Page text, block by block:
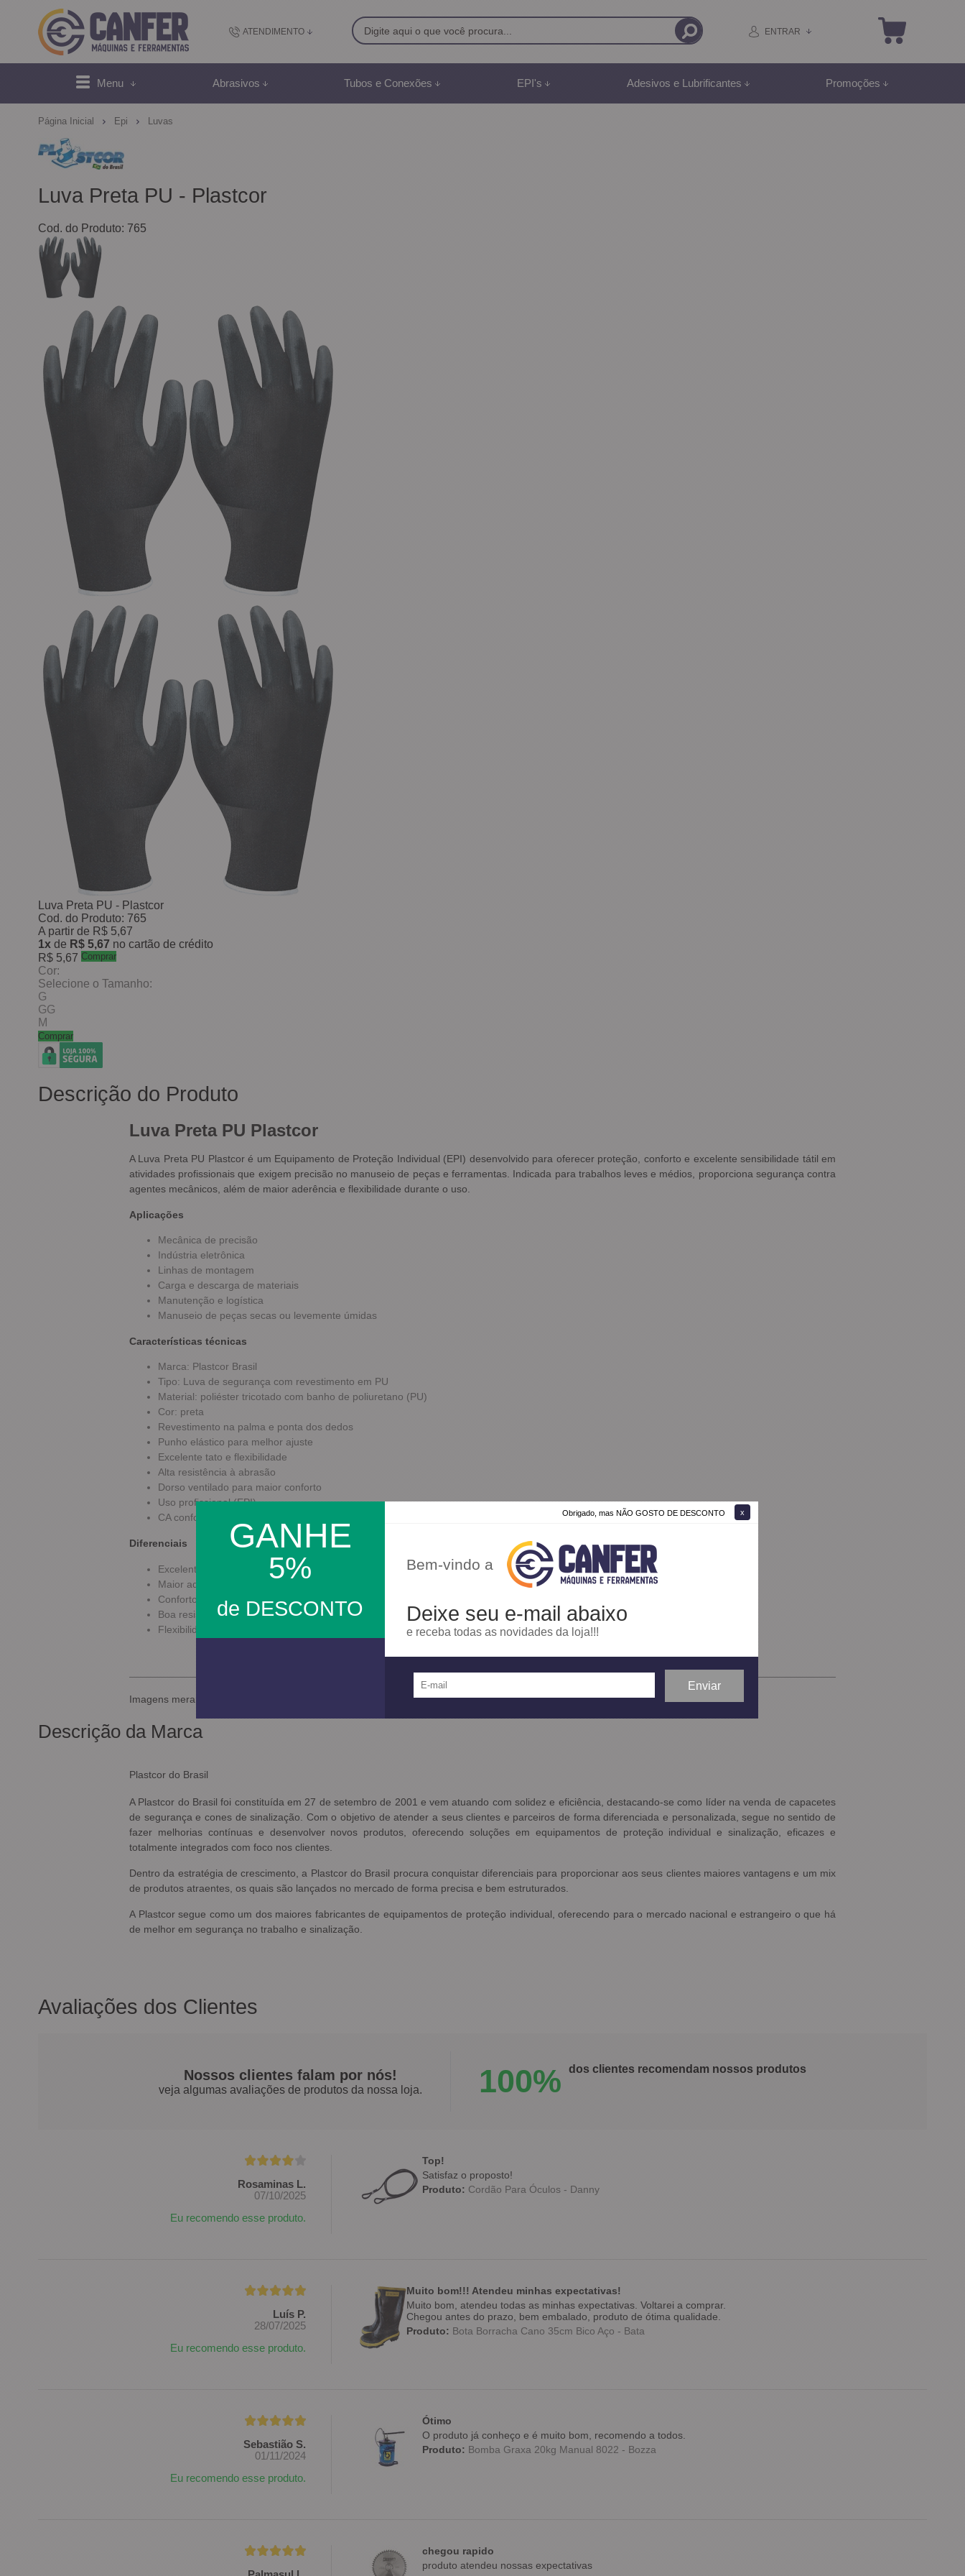
Obrigado, mas NÃO GOSTO DE DESCONTO
GANHE
5%
de DESCONTO
Bem-vindo a
Deixe seu e-mail abaixo
e receba todas as novidades da loja!!!
ATENDIMENTO
(48) 2102-9500
(48) 991887507
sac@canfer.com.br
Atendimento Online
ENTRAR
Menu Abrasivos Tubos e Conexões EPI's Adesivos e Lubrificantes Promoções
Página Inicial Epi Luvas
Luva Preta PU - Plastcor
Cod. do Produto: 765
Luva Preta PU - Plastcor
Cod. do Produto: 765
A partir deR$ 5,67
1xdeR$ 5,67 no cartão de crédito
R$ 5,67 Comprar
Cor:
Selecione o Tamanho:
G
GG
M
Comprar
Descrição do Produto
Luva Preta PU Plastcor
A Luva Preta PU Plastcor é um Equipamento de Proteção Individual (EPI) desenvolvido para oferecer proteção, conforto e excelente sensibilidade tátil em
atividades profissionais que exigem precisão no manuseio de peças e ferramentas. Indicada para trabalhos leves e médios, proporciona segurança contra
agentes mecânicos, além de maior aderência e flexibilidade durante o uso.
Aplicações
Mecânica de precisão
Indústria eletrônica
Linhas de montagem
Carga e descarga de materiais
Manutenção e logística
Manuseio de peças secas ou levemente úmidas
Características técnicas
Marca: Plastcor Brasil
Tipo: Luva de segurança com revestimento em PU
Material: poliéster tricotado com banho de poliuretano (PU)
Cor: preta
Revestimento na palma e ponta dos dedos
Punho elástico para melhor ajuste
Excelente tato e flexibilidade
Alta resistência à abrasão
Dorso ventilado para maior conforto
Uso profissional (EPI)
CA conforme lote/modelo do fabricante
Diferenciais
Excelente sensibilidade tátil
Maior aderência durante o manuseio
Conforto para uso prolongado
Boa resistência mecânica
Flexibilidade e leveza no trabalho
Imagens meramente ilustrativas.
Descrição da Marca
Plastcor do Brasil
A Plastcor do Brasil foi constituída em 27 de setembro de 2001 e vem atuando com solidez e eficiência, destacando-se como líder na venda de capacetes
de segurança e cones de sinalização. Com o objetivo de atender a seus clientes e parceiros de forma diferenciada e personalizada, segue no sentido de
fazer melhorias contínuas e desenvolver novos produtos, oferecendo soluções em equipamentos de proteção individual e sinalização, eficazes e
totalmente integrados com foco nos clientes.
Dentro da estratégia de crescimento, a Plastcor do Brasil procura conquistar diferenciais para proporcionar aos seus clientes maiores vantagens e um mix
de produtos atraentes, os quais são lançados no mercado de forma precisa e bem estruturados.
A Plastcor segue como um dos maiores fabricantes de equipamentos de proteção individual, oferecendo para o mercado nacional e estrangeiro o que h
de melhor em segurança no trabalho e sinalização.
Avaliações dos Clientes
Nossos clientes falam por nós!
veja algumas avaliações de produtos da nossa loja. 100% dos clientes recomendam nossos produtos
Rosaminas L.
07/10/2025
Eu recomendo esse produto.
Top!
Satisfaz o proposto!
Produto:Cordão Para Óculos - Danny
Luís P.
28/07/2025
Eu recomendo esse produto.
Muito bom!!! Atendeu minhas expectativas!
Muito bom, atendeu todas as minhas expectativas. Voltarei a comprar.
Chegou antes do prazo, bem embalado, produto de ótima qualidade.
Produto:Bota Borracha Cano 35cm Bico Aço - Bata
Sebastião S.
01/11/2024
Eu recomendo esse produto.
Ótimo
O produto já conheço e é muito bom, recomendo a todos.
Produto:Bomba Graxa 20kg Manual 8022 - Bozza
chegou rapido
produto atendeu nossas expectativas